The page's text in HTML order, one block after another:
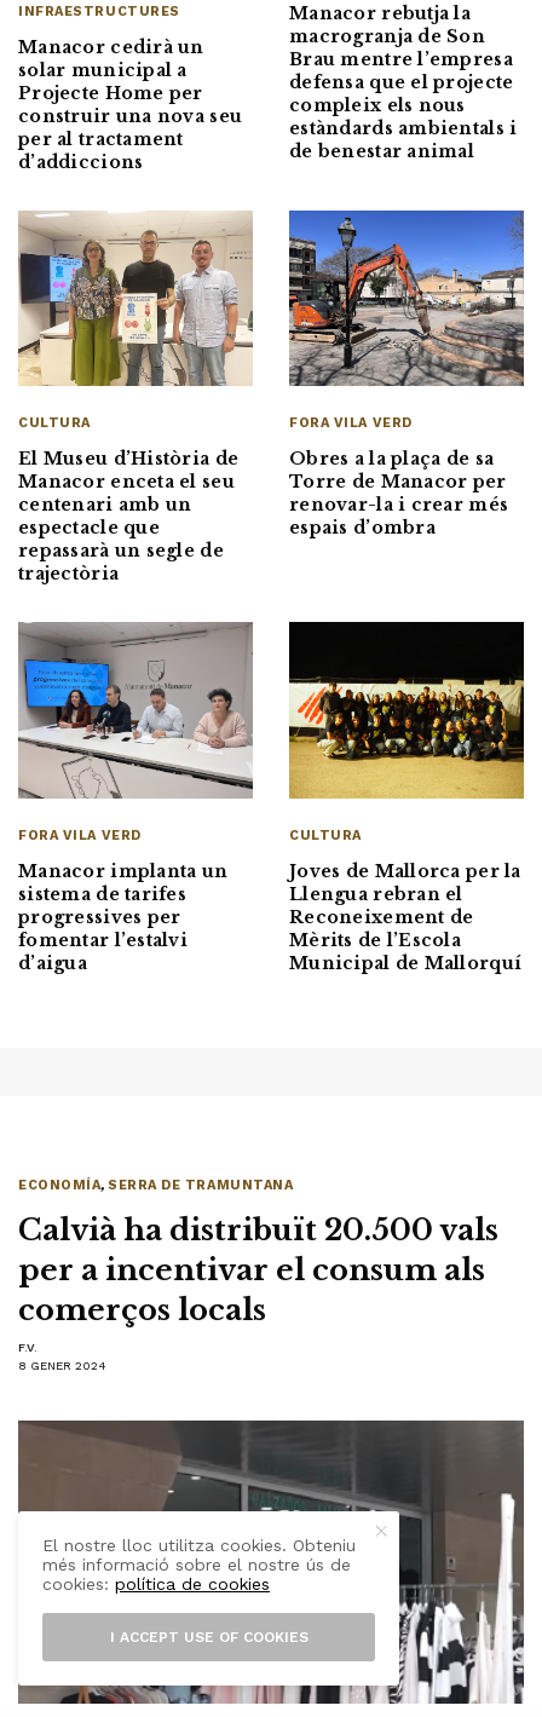
INFRAESTRUCTURES
Manacor cedirà un
solar municipal a
Projecte Home per
construir una nova seu
per al tractament
d’addiccions
Manacor rebutja la
macrogranja de Son
Brau mentre l’empresa
defensa que el projecte
compleix els nous
estàndards ambientals i
de benestar animal
CULTURA
El Museu d’Història de
Manacor enceta el seu
centenari amb un
espectacle que
repassarà un segle de
trajectòria
FORA VILA VERD
Obres a la plaça de sa
Torre de Manacor per
renovar-la i crear més
espais d’ombra
FORA VILA VERD
Manacor implanta un
sistema de tarifes
progressives per
fomentar l’estalvi
d’aigua
CULTURA
Joves de Mallorca per la
Llengua rebran el
Reconeixement de
Mèrits de l’Escola
Municipal de Mallorquí
ECONOMÍA, SERRA DE TRAMUNTANA
Calvià ha distribuït 20.500 vals
per a incentivar el consum als
comerços locals
F.V.
8 GENER 2024
El nostre lloc utilitza cookies. Obteniu
més informació sobre el nostre ús de
cookies:política de cookies
I ACCEPT USE OF COOKIES